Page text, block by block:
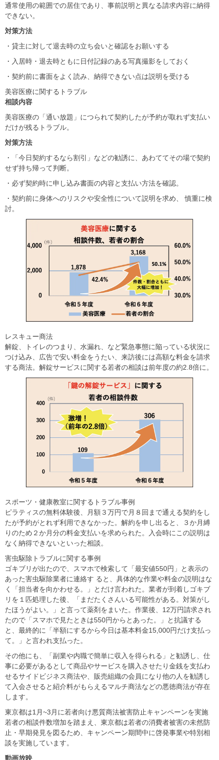
通常使用の範囲での居住であり、事前説明と異なる請求内容に納得
できない。
対策方法
・貸主に対して退去時の立ち会いと確認をお願いする
・入居時・退去時ともに日付記録のある写真撮影をしておく
・契約前に書面をよく読み、納得できない点は説明を受ける
美容医療に関するトラブル
相談内容
美容医療の「通い放題」につられて契約したが予約が取れず支払い
だけが残るトラブル。
対策方法
・「今日契約するなら割引」などの勧誘に、あわててその場で契約
せず持ち帰って判断。
・必ず契約時に申し込み書面の内容と支払い方法を確認。
・契約前に身体へのリスクや安全性について説明を求め、 慎重に検
討。
レスキュー商法
解錠、トイレのつまり、水漏れ、など緊急事態に陥っている状況に
つけ込み、広告で安い料金をうたい、来訪後には高額な料金を請求
する商法。解錠サービスに関する若者の相談は前年度の約2.8倍に。
スポーツ・健康教室に関するトラブル事例
ピラティスの無料体験後、月額３万円で月８回まで通える契約をし
たが予約がとれず利用できなかった。解約を申し出ると、３か月縛
りのため２か月分の料金支払いを求められた。入会時にこの説明は
なく納得できないといった相談。
害虫駆除トラブルに関する事例
ゴキブリが出たので、スマホで検索して「最安値550円」と表示の
あった害虫駆除業者に連絡す ると、具体的な作業や料金の説明はな
く「担当者を向かわせる。」とだけ言われた。業者が到着しゴキブ
リを１匹処理した後、「まだたくさんいる可能性がある。対策がし
たほうがよい。」と言って薬剤をまいた。作業後、12万円請求され
たので「スマホで見たときは550円からとあった。」と抗議する
と、最終的に「半額にするから今日は基本料金15,000円だけ支払っ
て。」と言われ支払った。
その他にも、「副業や内職で簡単に収入を得られる」と勧誘し、仕
事に必要があるとして商品やサービスを購入させたり金銭を支払わ
せるサイドビジネス商法や、販売組織の会員になり他の人を勧誘し
て入会させると紹介料がもらえるマルチ商法などの悪徳商法が存在
します。
東京都は1月~3月に若者向け悪質商法被害防止キャンペーンを実施
若者の相談件数増加を踏まえ、東京都は若者の消費者被害の未然防
止・早期発見を図るため、キャンペーン期間中に啓発事業や特別相
談を実施しています。
動画放映